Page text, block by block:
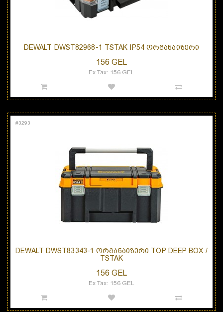
DEWALT DWST82968-1 TSTAK IP54 ᲝᲠᲒᲐᲜᲐᲘᲖᲔᲠᲘ
156 GEL
Ex Tax: 156 GEL
#3293
DEWALT DWST83343-1 ᲝᲠᲒᲐᲜᲐᲘᲖᲔᲠᲘ TOP DEEP BOX /
TSTAK
156 GEL
Ex Tax: 156 GEL